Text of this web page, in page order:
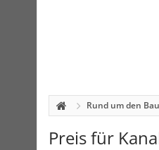
Rund um den Bau
Preis für